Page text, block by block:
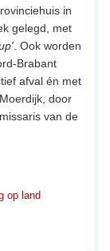
in
gelegd, met
. Ook worden
Brabant
afval én met
door
van de
op land